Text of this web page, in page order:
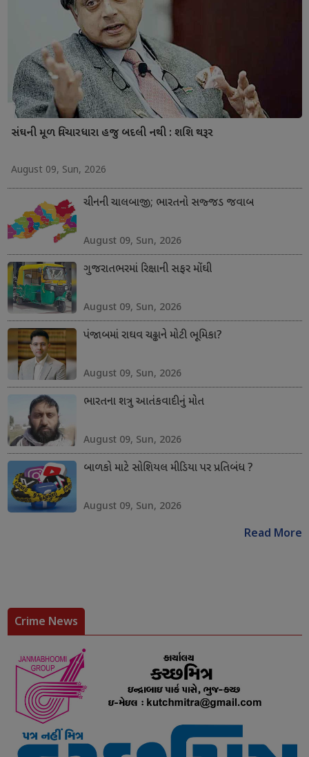
સંઘની મૂળ વિચારધારા હજુ બદલી નથી : શશિ થરૂર
August 09, Sun, 2026
ચીનની ચાલબાજી; ભારતનો સજ્જડ જવાબ
August 09, Sun, 2026
ગુજરાતભરમાં રિક્ષાની સફર મોંઘી
August 09, Sun, 2026
પંજાબમાં રાઘવ ચઢ્ઢાને મોટી ભૂમિકા?
August 09, Sun, 2026
ભારતના શત્રુ આતંકવાદીનું મોત
August 09, Sun, 2026
બાળકો માટે સોશિયલ મીડિયા પર પ્રતિબંધ ?
August 09, Sun, 2026
Read More
Crime News